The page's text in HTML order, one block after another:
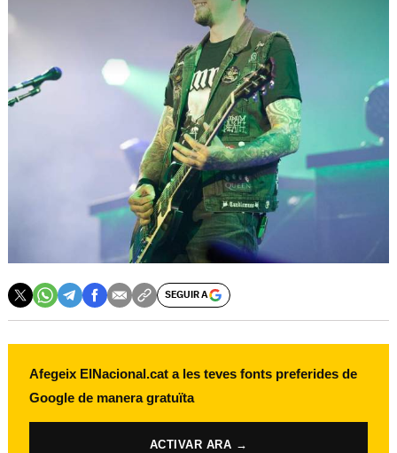
SEGUIR A
Afegeix ElNacional.cat a les teves fonts preferides de
Google de manera gratuïta
ACTIVAR ARA →